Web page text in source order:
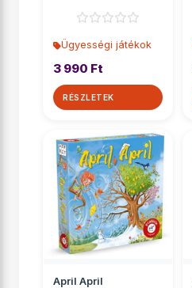
Ügyességi játékok
3 990 Ft
RÉSZLETEK
April April